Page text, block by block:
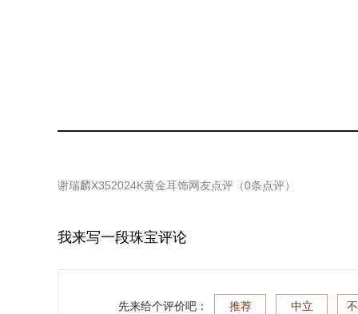
谢瑞麟X352024K黄金耳饰网友点评（0条点评）
我来写一段珠宝评论
先来给个评价吧： 推荐 中立